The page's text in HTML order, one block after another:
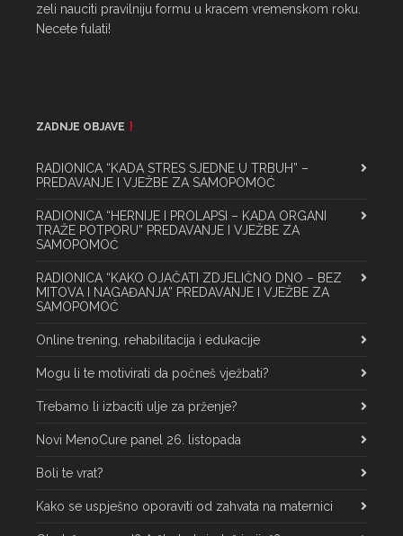
zeli nauciti pravilniju formu u kracem vremenskom roku.
Necete fulati!
ZADNJE OBJAVE
RADIONICA “KADA STRES SJEDNE U TRBUH” –
PREDAVANJE I VJEŽBE ZA SAMOPOMOĆ
RADIONICA “HERNIJE I PROLAPSI – KADA ORGANI
TRAŽE POTPORU” PREDAVANJE I VJEŽBE ZA
SAMOPOMOĆ
RADIONICA “KAKO OJAČATI ZDJELIČNO DNO – BEZ
MITOVA I NAGAĐANJA” PREDAVANJE I VJEŽBE ZA
SAMOPOMOĆ
Online trening, rehabilitacija i edukacije
Mogu li te motivirati da počneš vježbati?
Trebamo li izbaciti ulje za prženje?
Novi MenoCure panel 26. listopada
Boli te vrat?
Kako se uspješno oporaviti od zahvata na maternici